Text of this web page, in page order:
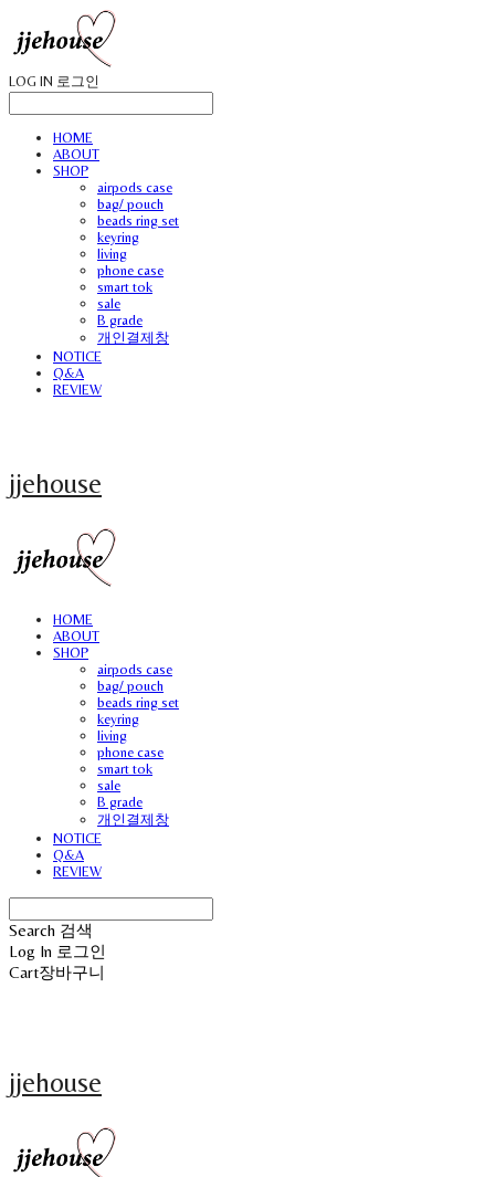
LOG IN 로그인
HOME
ABOUT
SHOP
airpods case
bag/ pouch
beads ring set
keyring
living
phone case
smart tok
sale
B grade
개인결제창
NOTICE
Q&A
REVIEW
jjehouse
HOME
ABOUT
SHOP
airpods case
bag/ pouch
beads ring set
keyring
living
phone case
smart tok
sale
B grade
개인결제창
NOTICE
Q&A
REVIEW
Search 검색
Log In 로그인
Cart장바구니
jjehouse